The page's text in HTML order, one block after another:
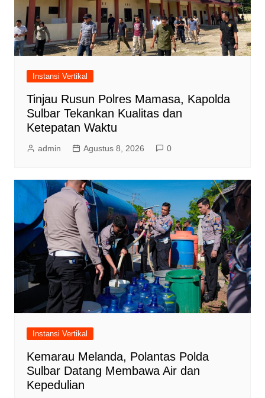
Instansi Vertikal
Tinjau Rusun Polres Mamasa, Kapolda
Sulbar Tekankan Kualitas dan
Ketepatan Waktu
admin Agustus 8, 2026 0
Instansi Vertikal
Kemarau Melanda, Polantas Polda
Sulbar Datang Membawa Air dan
Kepedulian